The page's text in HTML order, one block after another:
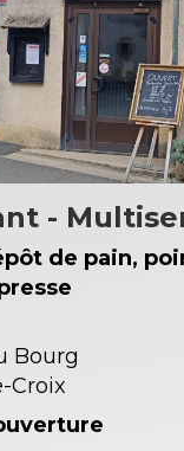
-
de pain,
Bourg
Croix